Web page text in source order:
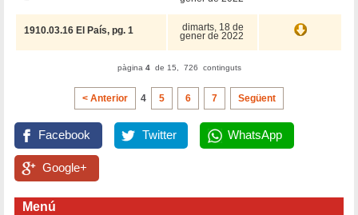
1910.03.16 El País, pg. 1 dimarts, 18 de
gener de 2022
pàgina 4de 15, 726 continguts
< Anterior 4 5 6 7 Següent
Facebook Twitter WhatsApp
Google+
Menú